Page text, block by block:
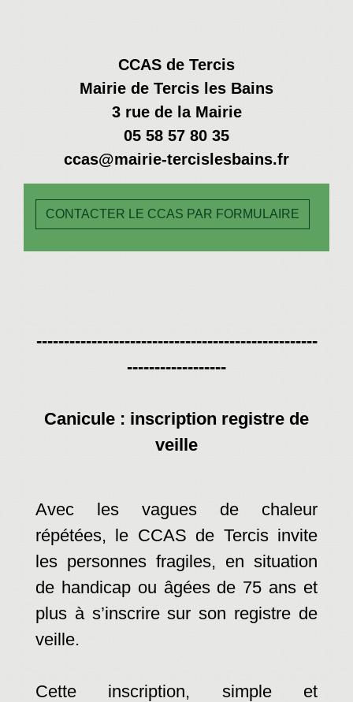
CCAS de Tercis
Mairie de Tercis les Bains
3 rue de la Mairie
05 58 57 80 35
ccas@mairie-tercislesbains.fr
CONTACTER LE CCAS PAR FORMULAIRE
---------------------------------------------------
------------------
Canicule : inscription registre de
veille
Avec les vagues de chaleur
répétées, le CCAS de Tercis invite
les personnes fragiles, en situation
de handicap ou âgées de 75 ans et
plus à s’inscrire sur son registre de
veille.
Cette inscription, simple et